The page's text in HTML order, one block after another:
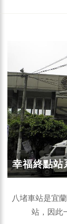
幸福終點
八堵車站是宜
站，因此